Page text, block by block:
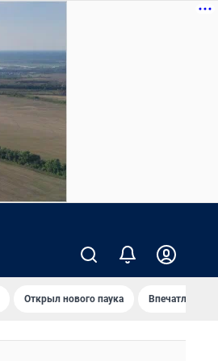
Открыл нового паука Впечатления